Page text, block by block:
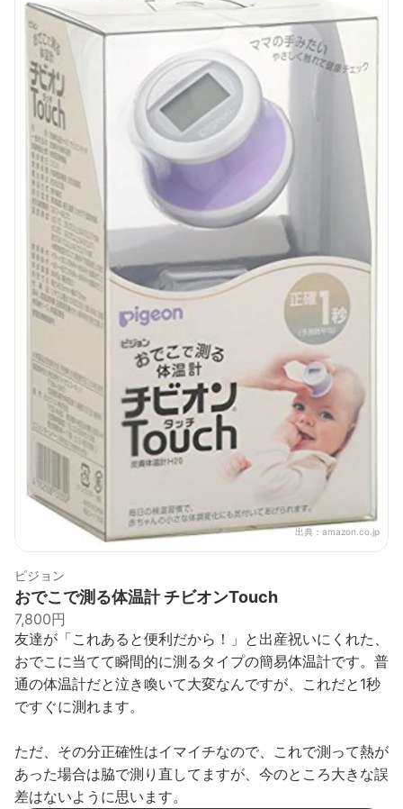
出典： amazon.co.jp
ピジョン
おでこで測る体温計 チビオンTouch
7,800円
友達が「これあると便利だから！」と出産祝いにくれた、
おでこに当てて瞬間的に測るタイプの簡易体温計です。普
通の体温計だと泣き喚いて大変なんですが、これだと1秒
ですぐに測れます。
ただ、その分正確性はイマイチなので、これで測って熱が
あった場合は脇で測り直してますが、今のところ大きな誤
差はないように思います。